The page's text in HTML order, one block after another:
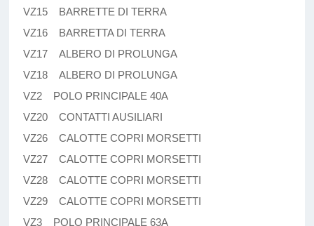
VZ15 BARRETTE DI TERRA
VZ16 BARRETTA DI TERRA
VZ17 ALBERO DI PROLUNGA
VZ18 ALBERO DI PROLUNGA
VZ2 POLO PRINCIPALE 40A
VZ20 CONTATTI AUSILIARI
VZ26 CALOTTE COPRI MORSETTI
VZ27 CALOTTE COPRI MORSETTI
VZ28 CALOTTE COPRI MORSETTI
VZ29 CALOTTE COPRI MORSETTI
VZ3 POLO PRINCIPALE 63A